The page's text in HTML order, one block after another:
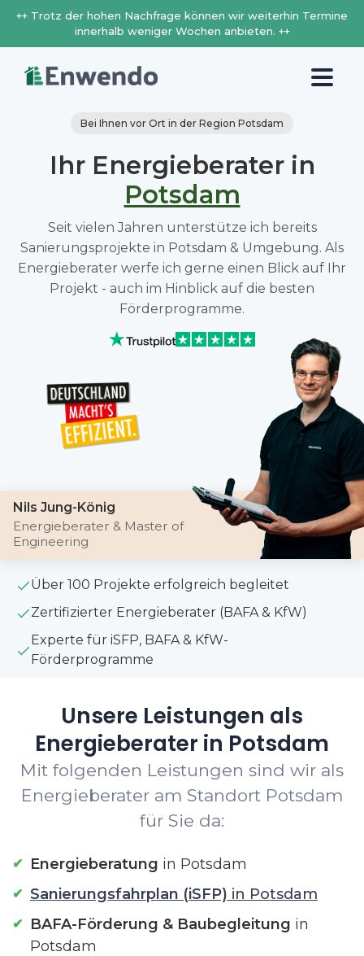
++ Trotz der hohen Nachfrage können wir weiterhin Termine
innerhalb weniger Wochen anbieten. ++
Bei Ihnen vor Ort in der Region Potsdam
Ihr Energieberater in
Potsdam
Seit vielen Jahren unterstütze ich bereits
Sanierungsprojekte in Potsdam & Umgebung. Als
Energieberater werfe ich gerne einen Blick auf Ihr
Projekt - auch im Hinblick auf die besten
Förderprogramme.
Nils Jung-König
Energieberater & Master of
Engineering
Über 100 Projekte erfolgreich begleitet
Zertifizierter Energieberater (BAFA & KfW)
Experte für iSFP, BAFA & KfW-
Förderprogramme
Unsere Leistungen als
Energieberater in Potsdam
Mit folgenden Leistungen sind wir als
Energieberater am Standort Potsdam
für Sie da:
Energieberatung in Potsdam
Sanierungsfahrplan (iSFP) in Potsdam
BAFA-Förderung & Baubegleitung in
Potsdam